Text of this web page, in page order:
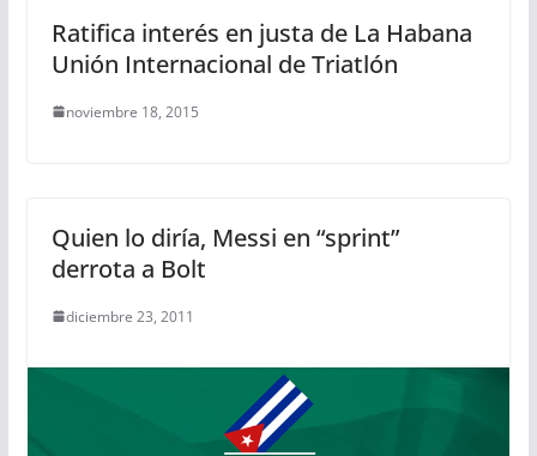
Ratifica interés en justa de La Habana
Unión Internacional de Triatlón
noviembre 18, 2015
Quien lo diría, Messi en “sprint”
derrota a Bolt
diciembre 23, 2011